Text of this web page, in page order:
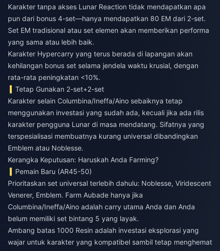
Karakter tanpa akses Lunar Reaction tidak mendapatkan apa
pun dari bonus 4-set—hanya mendapatkan 80 EM dari 2-set.
Set EM tradisional atau set elemen akan memberikan performa
yang sama atau lebih baik.
Karakter Hypercarry yang terus berada di lapangan akan
kehilangan bonus set selama jendela waktu krusial, dengan
rata-rata peningkatan <10%.
Tetap Gunakan 2-set+2-set
Karakter selain Columbina/Ineffa/Aino sebaiknya tetap
menggunakan investasi yang sudah ada, kecuali jika ada rilis
karakter pengguna Lunar di masa mendatang. Sifatnya yang
terspesialisasi membuatnya kurang universal dibandingkan
Emblem atau Noblesse.
Kerangka Keputusan: Haruskah Anda Farming?
Pemain Baru (AR45-50)
Prioritaskan set universal terlebih dahulu: Noblesse, Viridescent
Venerer, Emblem. Farm Aubade hanya jika
Columbina/Ineffa/Aino adalah carry utama Anda dan Anda
belum memiliki set bintang 5 yang layak.
Ambang batas 1000 Resin adalah investasi eksplorasi yang
wajar untuk karakter yang kompatibel sambil tetap menghemat